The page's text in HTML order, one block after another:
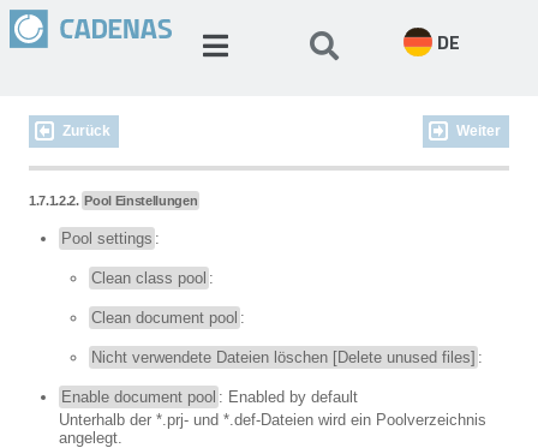
DE
Zurück Weiter
1.7.1.2.2. Pool Einstellungen
Pool settings :
Clean class pool :
Clean document pool :
Nicht verwendete Dateien löschen [Delete unused files] :
Enable document pool : Enabled by default
Unterhalb der *.prj- und *.def-Dateien wird ein Poolverzeichnis
angelegt.